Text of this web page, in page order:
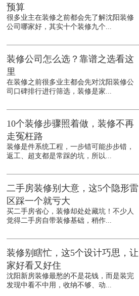
预算
很多业主在装修之前都会先了解沈阳装修
公司哪家好，其实十个装修九个...
装修公司怎么选？靠谱之选看这
里
在装修之前很多业主都会先对沈阳装修公
司口碑排行进行筛选，装修是家...
10个装修步骤照着做，装修不再
走冤枉路
装修是件系统工程，一步错可能步步错，
返工、超支都是常踩的坑，所以...
二手房装修别大意，这5个隐形雷
区踩一个就亏大
买二手房省心，装修却处处藏坑！不少人
觉得二手房自带装修基础，稍作...
装修别瞎忙，这5个设计巧思，让
家好看又好住
沈阳新房装修最愁的不是花钱，而是装完
发现中看不中用，收纳不够、动...